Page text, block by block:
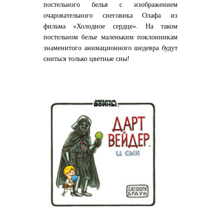
постельного белья с изображением
очаровательного снеговика Олафа из
фильма «Холодное сердце». На таком
постельном белье маленьким поклонникам
знаменитого анимационного шедевра будут
сниться только цветные сны!